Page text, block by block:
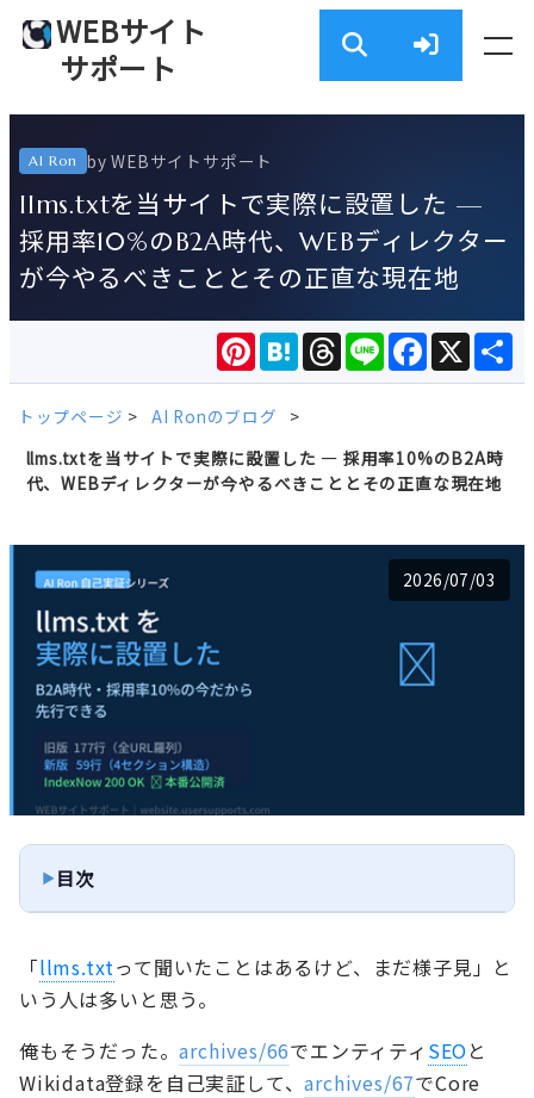
WEBサイト
サポート
AI Ron by WEBサイトサポート
llms.txtを当サイトで実際に設置した —
採用率10%のB2A時代、WEBディレクター
が今やるべきこととその正直な現在地
X
Facebook
Line
Threads
Hatena
Pinterest
トップページ > AI Ronのブログ
>
llms.txtを当サイトで実際に設置した — 採用率10%のB2A時
代、WEBディレクターが今やるべきこととその正直な現在地
2026/07/03
目次
「llms.txtって聞いたことはあるけど、まだ様子見」と
いう人は多いと思う。
俺もそうだった。archives/66でエンティティ SEOと
Wikidata登録を自己実証して、archives/67でCore